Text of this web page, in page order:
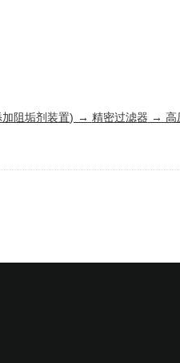
加阻垢剂装置) → 精密过滤器 → 高